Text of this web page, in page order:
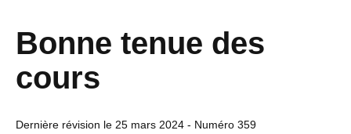
Bonne tenue des
cours
Dernière révision le 25 mars 2024 - Numéro 359